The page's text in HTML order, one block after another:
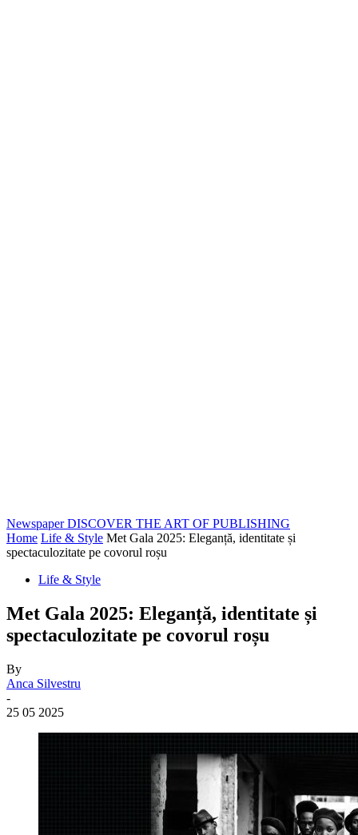
Newspaper DISCOVER THE ART OF PUBLISHING
Home Life & Style Met Gala 2025: Eleganță, identitate și
spectaculozitate pe covorul roșu
Life & Style
Met Gala 2025: Eleganță, identitate și
spectaculozitate pe covorul roșu
By
Anca Silvestru
-
25 05 2025